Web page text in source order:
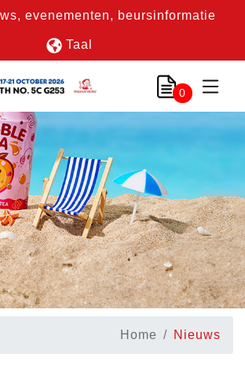
evenementen, beursinformatie
Taal
0
Home Nieuws